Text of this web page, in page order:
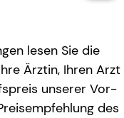
lesen Sie die
Ärztin, Ihren Arzt
unserer Vor-
des